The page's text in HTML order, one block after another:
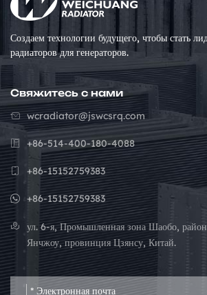
Создаем технологии будущего, чтобы стать
радиаторов для генераторов.
Свяжитесь с нами
wcradiator@jswcsrq.com
+86-514-400-180-4088
+86-15152759383
+86-15152759383
ул. 6-я, Промышленная зона Шаобо,
Янчжоу, провинция Цзянсу, Китай.